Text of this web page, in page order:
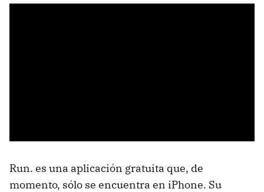
Run. es una aplicación gratuita que, de
momento, sólo se encuentra en iPhone. Su